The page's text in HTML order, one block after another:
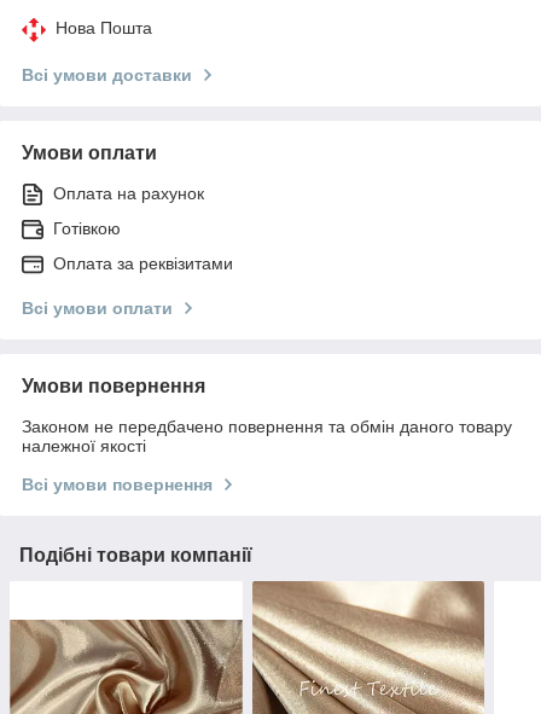
Нова Пошта
Всі умови доставки
Умови оплати
Оплата на рахунок
Готівкою
Оплата за реквізитами
Всі умови оплати
Умови повернення
Законом не передбачено повернення та обмін даного товару
належної якості
Всі умови повернення
Подібні товари компанії